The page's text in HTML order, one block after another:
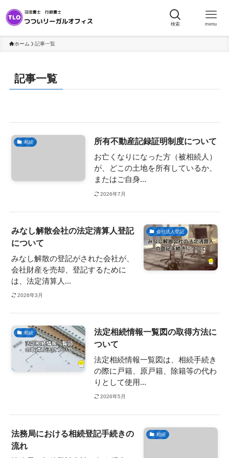
検索 menu
ホーム 記事一覧
記事一覧
相続 所有不動産記録証明制度について
お亡くなりになった方（被相続人）
が、どこの土地を所有しているか、
またはご自身...
2026年7月
会社法人登記
みなし解散会社の法定清算人登記
について
みなし解散の登記がされた会社が、
会社財産を売却、登記するために
は、法定清算人...
2026年3月
相続
法定相続情報一覧図の取得方法に
ついて
法定相続情報一覧図は、相続手続き
の際に戸籍、原戸籍、除籍等の代わ
りとして使用...
2026年5月
相続
法務局における相続登記手続きの
流れ